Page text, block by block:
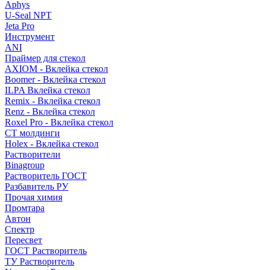
Aphys
U-Seal NPT
Jeta Pro
Инструмент
ANI
Праймер для стекол
AXIOM - Вклейка стекол
Boomer - Вклейка стекол
ILPA Вклейка стекол
Remix - Вклейка стекол
Renz - Вклейка стекол
Roxel Pro - Вклейка стекол
СТ молдинги
Holex - Вклейка стекол
Растворители
Binagroup
Растворитель ГОСТ
Разбавитель РУ
Прочая химия
Промтара
Автон
Спектр
Пересвет
ГОСТ Растворитель
ТУ Растворитель